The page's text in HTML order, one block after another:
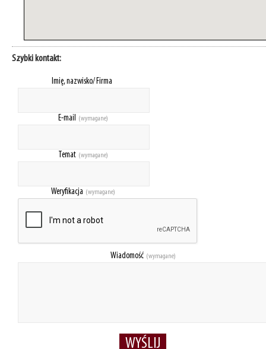
Szybki kontakt:
Imię, nazwisko/ Firma
E-mail (wymagane)
Temat (wymagane)
Weryfikacja (wymagane)
Wiadomość (wymagane)
WYŚLIJ